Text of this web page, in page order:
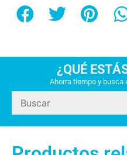
¿QUÉ
Ahorra tiempo y busca